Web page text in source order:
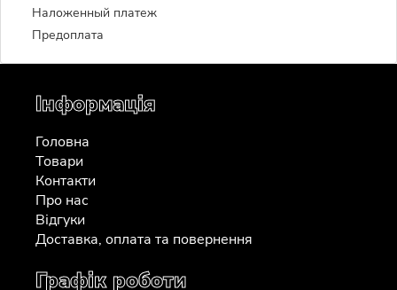
Наложенный платеж
Предоплата
Інформація
Головна
Товари
Контакти
Про нас
Відгуки
Доставка, оплата та повернення
Графік роботи